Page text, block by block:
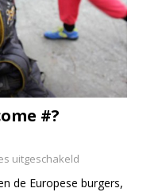
#?
uitgeschakeld
de Europese burgers,